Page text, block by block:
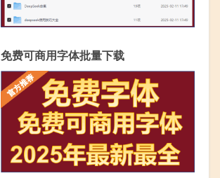
免费可商用字体批量下载